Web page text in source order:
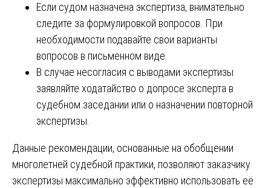
Если судом назначена экспертиза, внимательно
следите за формулировкой вопросов. При
необходимости подавайте свои варианты
вопросов в письменном виде.
В случае несогласия с выводами экспертизы
заявляйте ходатайство о допросе эксперта в
судебном заседании или о назначении повторной
экспертизы.
Данные рекомендации, основанные на обобщении
многолетней судебной практики, позволяют заказчику
экспертизы максимально эффективно использовать её